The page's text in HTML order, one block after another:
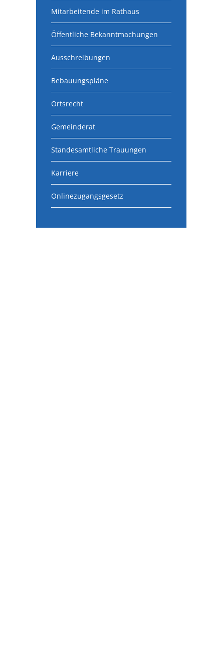
Mitarbeitende im Rathaus
Öffentliche Bekanntmachungen
Ausschreibungen
Bebauungspläne
Ortsrecht
Gemeinderat
Standesamtliche Trauungen
Karriere
Onlinezugangsgesetz